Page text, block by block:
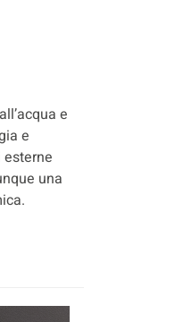
e
e
una